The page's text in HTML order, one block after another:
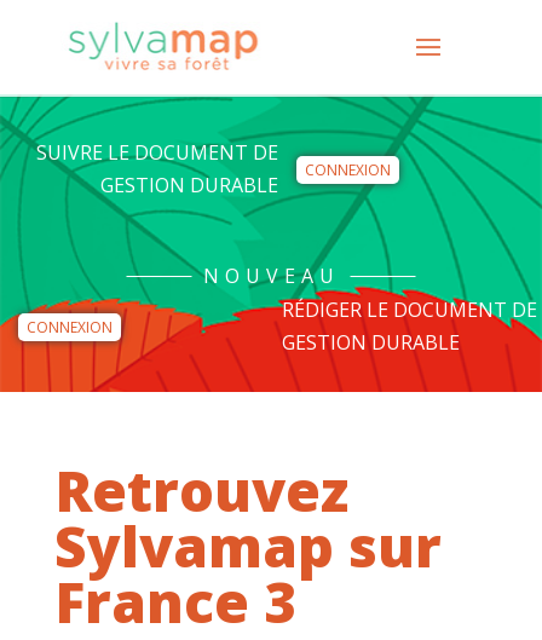
SUIVRE LE DOCUMENT DE
GESTION DURABLE
CONNEXION
NOUVEAU
CONNEXION
RÉDIGER LE DOCUMENT DE
GESTION DURABLE
Retrouvez
Sylvamap sur
France 3